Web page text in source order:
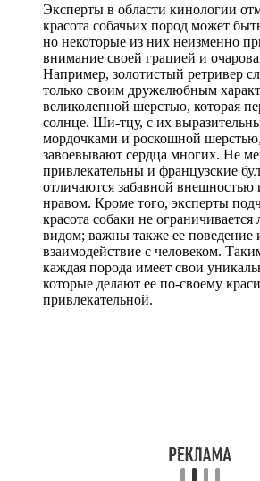
Эксперты в области кинологии
красота собачьих пород может
но некоторые из них неизменно
внимание своей грацией и
Например, золотистый ретривер
только своим дружелюбным
великолепной шерстью, которая
солнце. Ши-тцу, с их
мордочками и роскошной
завоевывают сердца многих. Не
привлекательны и французские
отличаются забавной
нравом. Кроме того, эксперты
красота собаки не
видом; важны также ее поведение
взаимодействие с человеком.
каждая порода имеет свои
которые делают ее по-своему
привлекательной.